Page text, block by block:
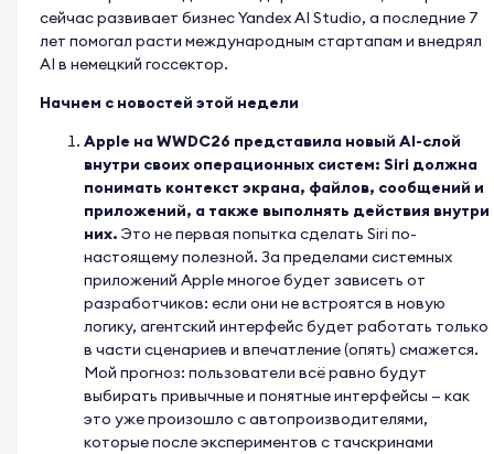
сейчас развивает бизнес Yandex AI Studio, а последние 7
лет помогал расти международным стартапам и внедрял
AI в немецкий госсектор.
Начнем с новостей этой недели
Apple на WWDC26 представила новый AI-слой
внутри своих операционных систем: Siri должна
понимать контекст экрана, файлов, сообщений и
приложений, а также выполнять действия внутри
них. Это не первая попытка сделать Siri по-
настоящему полезной. За пределами системных
приложений Apple многое будет зависеть от
разработчиков: если они не встроятся в новую
логику, агентский интерфейс будет работать только
в части сценариев и впечатление (опять) смажется.
Мой прогноз: пользователи всё равно будут
выбирать привычные и понятные интерфейсы — как
это уже произошло с автопроизводителями,
которые после экспериментов с тачскринами